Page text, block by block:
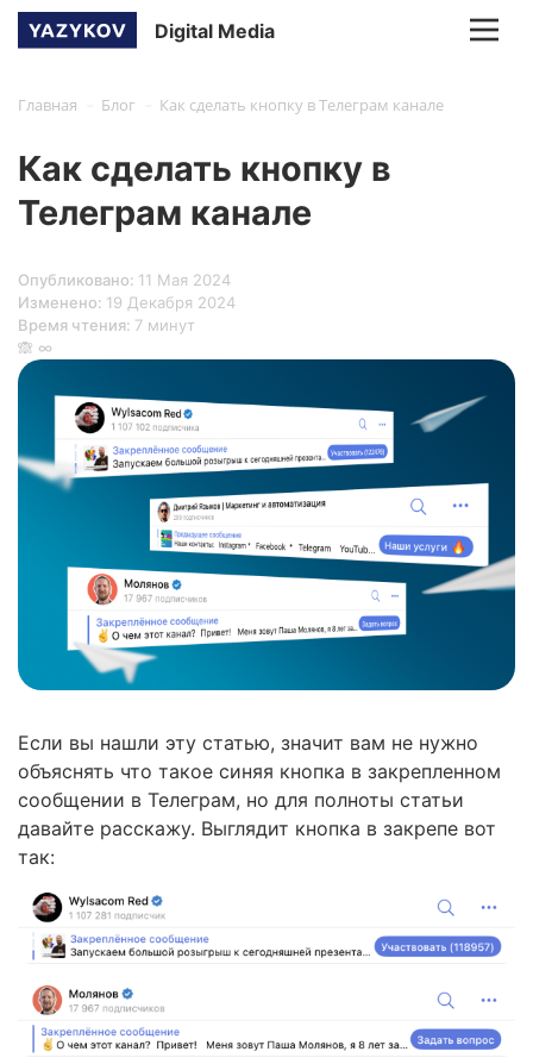
Digital Media
Главная Блог Как сделать кнопку в Телеграм канале
Как сделать кнопку в
Телеграм канале
Опубликовано: 11 Мая 2024
Изменено: 19 Декабря 2024
Время чтения: 7 минут
🙈 ∞
Если вы нашли эту статью, значит вам не нужно
объяснять что такое синяя кнопка в закрепленном
сообщении в Телеграм, но для полноты статьи
давайте расскажу. Выглядит кнопка в закрепе вот
так: